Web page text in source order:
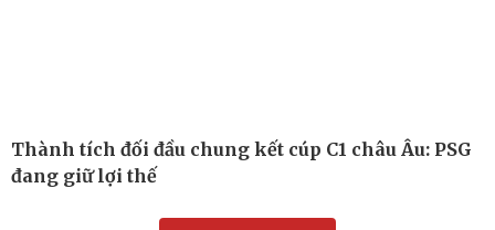
Thành tích đối đầu chung kết cúp C1 châu Âu: PSG
đang giữ lợi thế